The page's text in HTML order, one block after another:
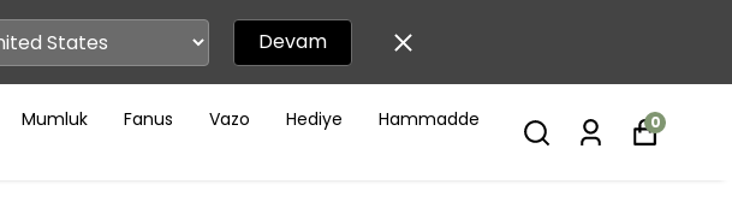
Devam
Mumluk Fanus Vazo Hediye Hammadde 0